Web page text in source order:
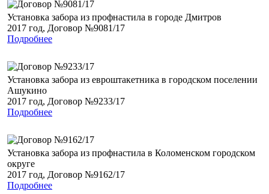
Установка забора из профнастила в городе Дмитров
2017 год, Договор №9081/17
Подробнее
Установка забора из евроштакетника в городском поселении
Ашукино
2017 год, Договор №9233/17
Подробнее
Установка забора из профнастила в Коломенском городском
округе
2017 год, Договор №9162/17
Подробнее